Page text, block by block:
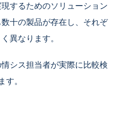
するためのソリューション
十の製品が存在し、それぞ
異なります。
シス担当者が実際に比較検
す。